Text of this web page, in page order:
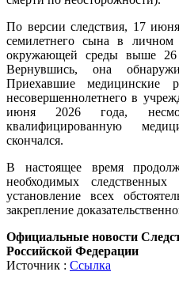
По версии следствия, 17
семилетнего сына в личном
окружающей среды выше
Вернувшись, она
Приехавшие медицинские
несовершеннолетнего в
июня 2026 года,
квалифицированную
скончался.
В настоящее время
необходимых
установление всех
закрепление
Официальные новости
Российской Федерации
Источник : Ссылка